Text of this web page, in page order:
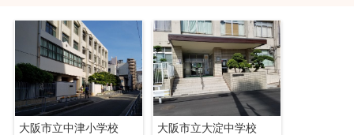
大阪市立中津小学校
大阪市立大淀中学校